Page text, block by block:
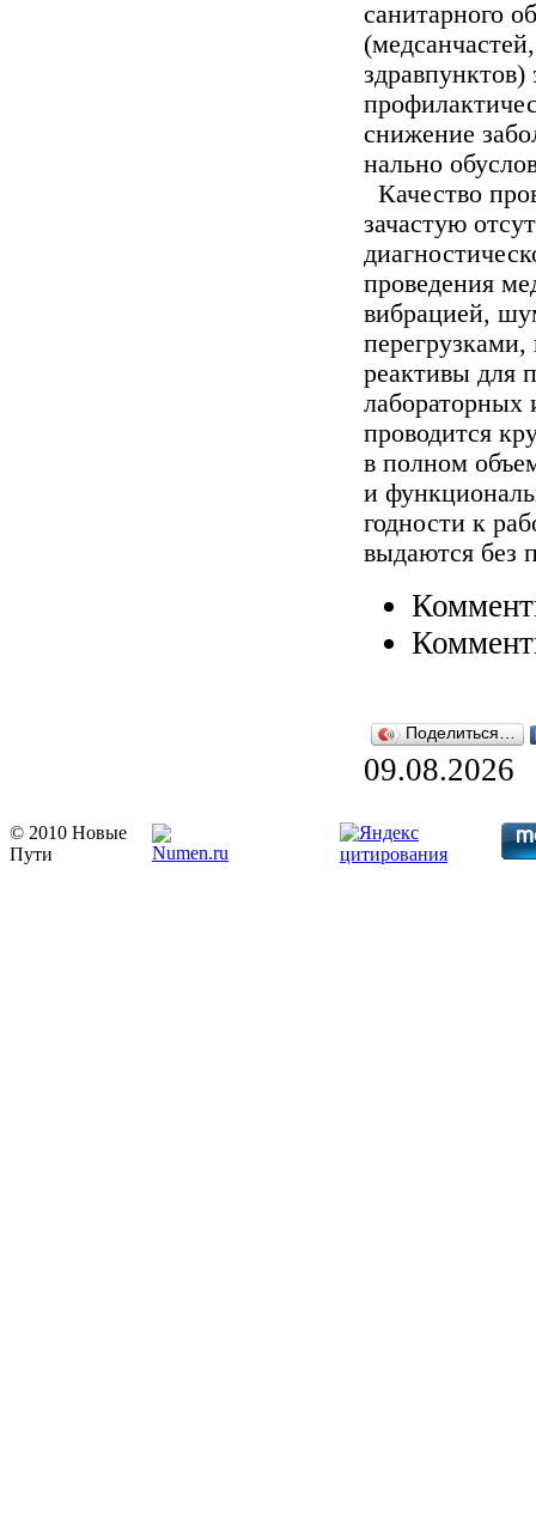
санитарного
снижение
нально
Качество
зачастую
проведения
вибрацией,
реактивы для
лабораторных
проводится
в полном
и
годности к
выдаются без
Поделиться…
09.08.2026
© 2010 Новые
Пути